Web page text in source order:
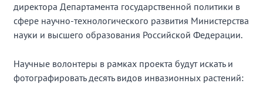
директора Департамента государственной политики в
сфере научно-технологического развития Министерства
науки и высшего образования Российской Федерации.
Научные волонтеры в рамках проекта будут искать и
фотографировать десять видов инвазионных растений: